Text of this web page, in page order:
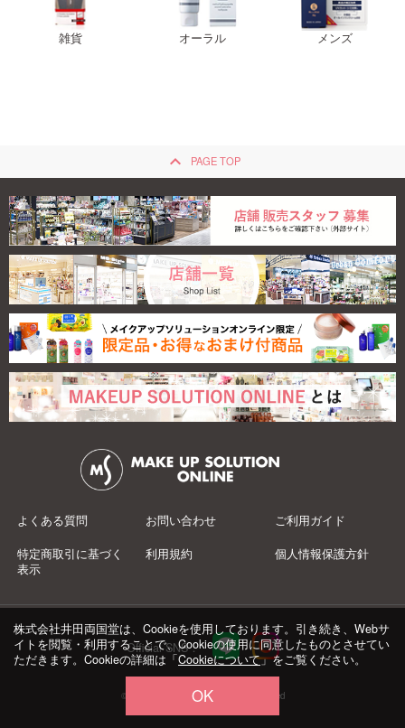
雑貨 オーラル メンズ
keyboard_arrow_up PAGE TOP
よくある質問 お問い合わせ ご利用ガイド
特定商取引に基づく
表示
利用規約 個人情報保護方針
Official SNS：
© 井田両国堂 Co.,Ltd.All Rights Reserved
株式会社井田両国堂は、Cookieを使用しております。引き続き、Webサ
イトを閲覧・利用することで、Cookieの使用に同意したものとさせてい
ただきます。Cookieの詳細は「Cookieについて」をご覧ください。
OK